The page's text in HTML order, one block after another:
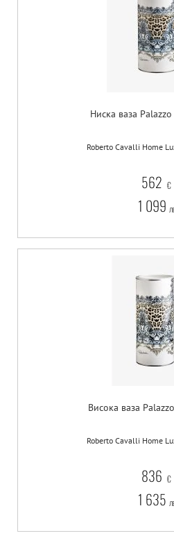
Ниска ваза
Roberto Cavalli Home
562 €
1 099
Висока ваза
Roberto Cavalli Home
836 €
1 635